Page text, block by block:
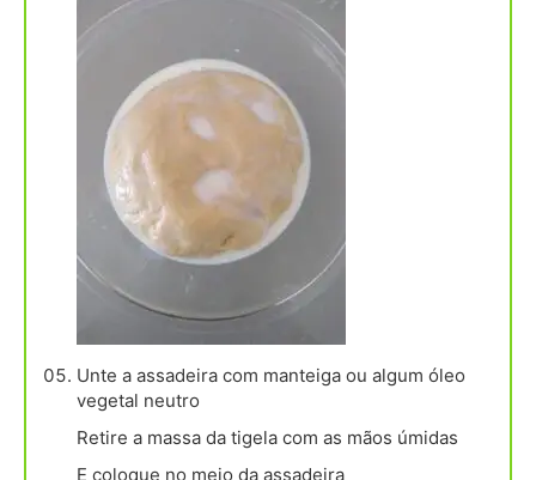
Unte a assadeira com manteiga ou algum óleo
vegetal neutro
Retire a massa da tigela com as mãos úmidas
E coloque no meio da assadeira